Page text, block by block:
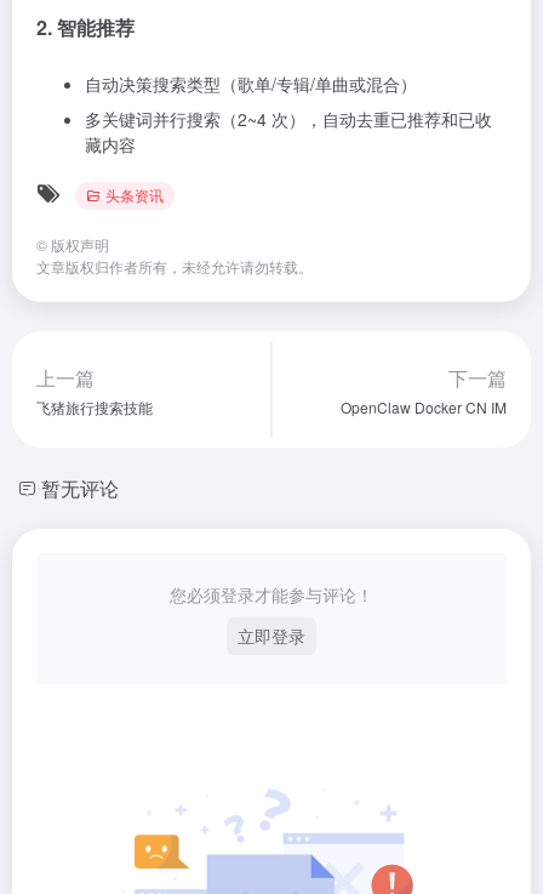
2. 智能推荐
自动决策搜索类型（歌单/专辑/单曲或混合）
多关键词并行搜索（2~4 次），自动去重已推荐和已收
藏内容
头条资讯
© 版权声明
文章版权归作者所有，未经允许请勿转载。
上一篇
飞猪旅行搜索技能
下一篇
OpenClaw Docker CN IM
暂无评论
您必须登录才能参与评论！
立即登录